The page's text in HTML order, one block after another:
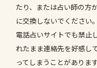
たり、または占い師の方
に交換しないでください
電話占いサイトでも禁止
れたまま連絡先を好感し
ってしまうことがあります